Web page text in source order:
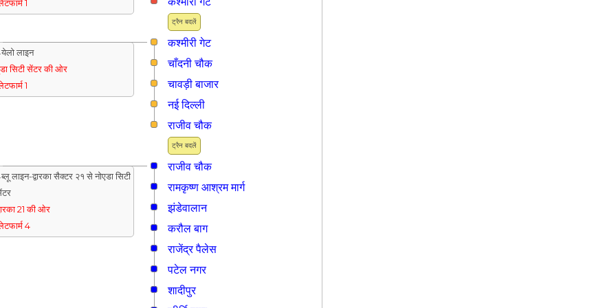
1
ट्रैन बदलें
कश्मीरी गेट
लाइन
सिटी सेंटर की ओर
1
चाँदनी चौक
चावड़ी बाजार
नई दिल्ली
ट्रैन बदलें
राजीव चौक
राजीव चौक
लाइन-द्वारका सैक्टर २१ से नोएडा सिटी
21 की ओर
4
रामकृष्ण आश्रम मार्ग
झंडेवालान
करौल बाग
राजेंद्र पैलेस
पटेल नगर
शादीपुर